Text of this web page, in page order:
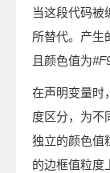
当这段代码被
所替代。产生
且颜色值为
在声明变量时
度区分，为不
独立的颜色值
的边框值粒度